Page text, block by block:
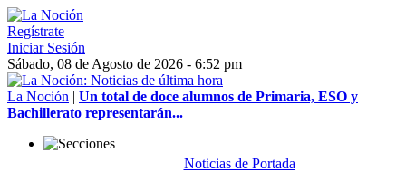
Regístrate
Iniciar Sesión
Sábado, 08 de Agosto de 2026 - 6:52 pm
La Noción | Un total de doce alumnos de Primaria, ESO y
Bachillerato representarán...
Noticias de Portada